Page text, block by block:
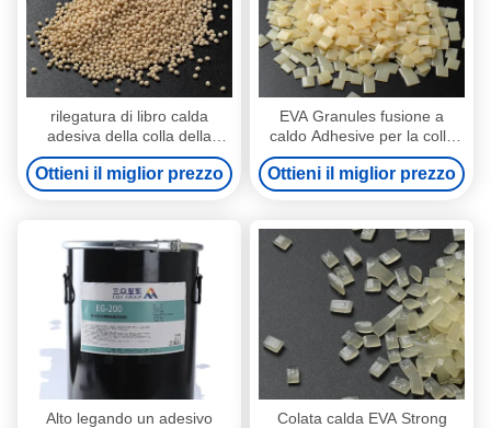
rilegatura di libro calda
adesiva della colla della
colata calda di rilegatura
25kg 9009-54-5
Ottieni il miglior prezzo
EVA Granules fusione a
caldo Adhesive per la colla
della spina dorsale della
rilegatura di libro
Ottieni il miglior prezzo
Alto legando un adesivo
Colata calda EVA Strong